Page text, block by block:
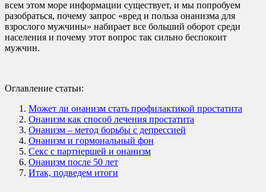
всем этом море информации существует, и мы попробуем
разобраться, почему запрос «вред и польза онанизма для
взрослого мужчины» набирает все больший оборот среди
населения и почему этот вопрос так сильно беспокоит
мужчин.
Оглавление статьи:
Может ли онанизм стать профилактикой простатита
Онанизм как способ лечения простатита
Онанизм – метод борьбы с депрессией
Онанизм и гормональный фон
Секс с партнершей и онанизм
Онанизм после 50 лет
Итак, подведем итоги